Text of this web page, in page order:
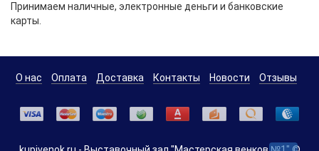
Принимаем наличные, электронные деньги и банковские
карты.
О нас Оплата Доставка Контакты Новости Отзывы